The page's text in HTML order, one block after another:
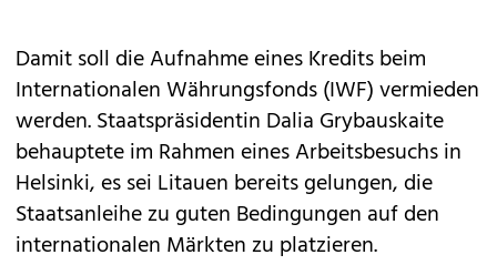
Damit soll die Aufnahme eines Kredits beim
Internationalen Währungsfonds (IWF) vermieden
werden. Staatspräsidentin Dalia Grybauskaite
behauptete im Rahmen eines Arbeitsbesuchs in
Helsinki, es sei Litauen bereits gelungen, die
Staatsanleihe zu guten Bedingungen auf den
internationalen Märkten zu platzieren.